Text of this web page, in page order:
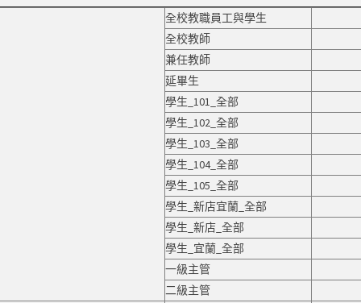
全校教職員工與學生
全校教師
兼任教師
延畢生
學生_101_全部
學生_102_全部
學生_103_全部
學生_104_全部
學生_105_全部
學生_新店宜蘭_全部
學生_新店_全部
學生_宜蘭_全部
一級主管
二級主管